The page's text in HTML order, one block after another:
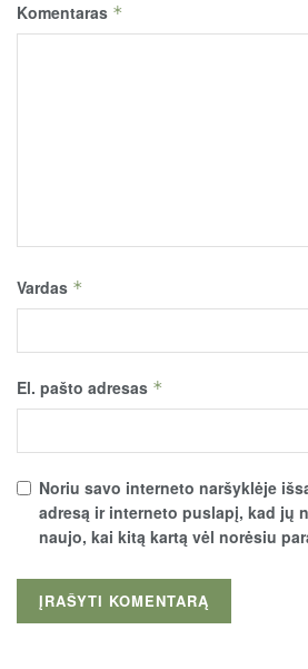
Komentaras *
Vardas *
El. pašto adresas *
Noriu savo interneto naršyklėje
adresą ir interneto puslapį, kad jų
naujo, kai kitą kartą vėl norėsiu